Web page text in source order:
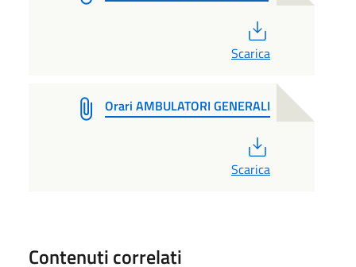
Scarica
Orari AMBULATORI GENERALI
Scarica
Contenuti correlati